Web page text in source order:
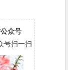
众号
号扫一扫